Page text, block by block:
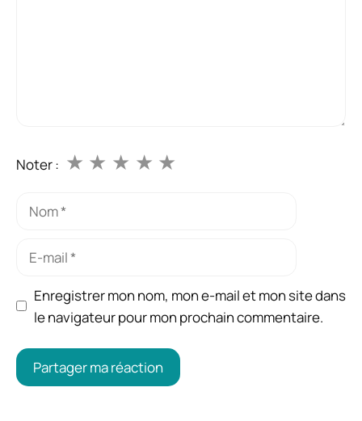
Noter : ★
★
★
★
★
Nom
Enregistrer mon nom, mon e-mail et mon site dans
le navigateur pour mon prochain commentaire.